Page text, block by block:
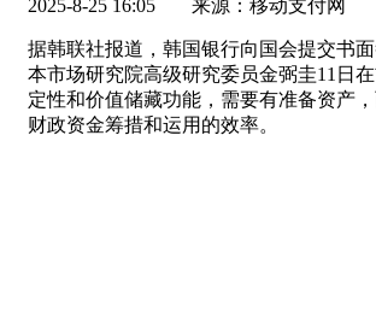
2025-8-25 16:05 来源：移动支付网
据韩联社报道，韩国银行向国会提交书
本市场研究院高级研究委员金弼圭11日
定性和价值储藏功能，需要有准备资产
财政资金筹措和运用的效率。